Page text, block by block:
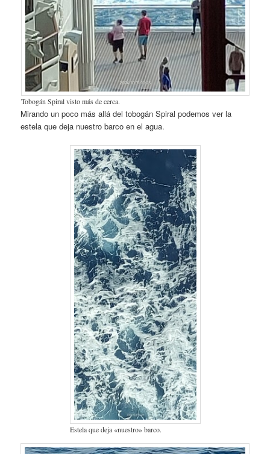
Tobogán Spiral visto más de cerca.
Mirando un poco más allá del tobogán Spiral podemos ver la
estela que deja nuestro barco en el agua.
Estela que deja «nuestro» barco.